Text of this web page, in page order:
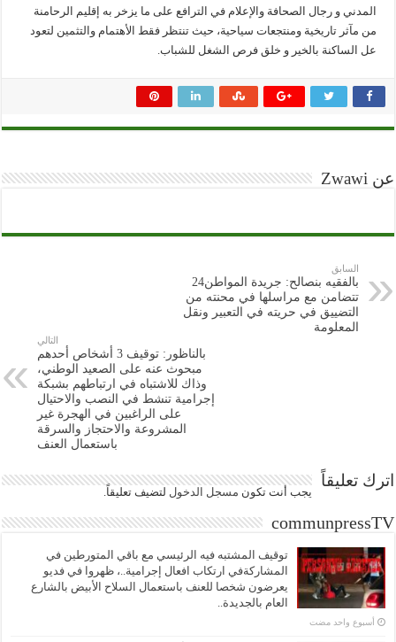
المدني و رجال الصحافة والإعلام في الترافع على ما يزخر به إقليم الرحامنة
من مآثر تاريخية ومنتجعات سياحية، حيث تنتظر فقط الأهتمام والتثمين لتعود
عل الساكنة بالخير و خلق فرص الشغل للشباب.
عن Zwawi
السابق
بالفقيه بنصالح: جريدة المواطن24
تتضامن مع مراسلها في محنته من
التضييق في حريته في التعبير ونقل
المعلومة
التالي
بالناظور: توقيف 3 أشخاص أحدهم
مبحوث عنه على الصعيد الوطني،
وذاك للاشتباه في ارتباطهم بشبكة
إجرامية تنشط في النصب والاحتيال
على الراغبين في الهجرة غير
المشروعة والاحتجاز والسرقة
باستعمال العنف
اترك تعليقاً
يجب أنت تكون مسجل الدخول لتضيف تعليقاً.
communpressTV
توقيف المشتبه فيه الرئيسي مع باقي المتورطين في
المشاركةفي ارتكاب افعال إجرامية..، ظهروا في فديو
يعرضون شخصا للعنف باستعمال السلاح الأبيض بالشارع
العام بالجديدة..
‏أسبوع واحد مضت